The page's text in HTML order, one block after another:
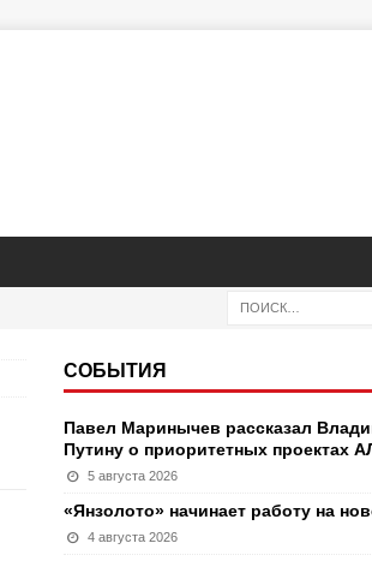
СОБЫТИЯ
Павел Маринычев рассказал
Путину о приоритетных проектах
5 августа 2026
«Янзолото» начинает работу на
4 августа 2026